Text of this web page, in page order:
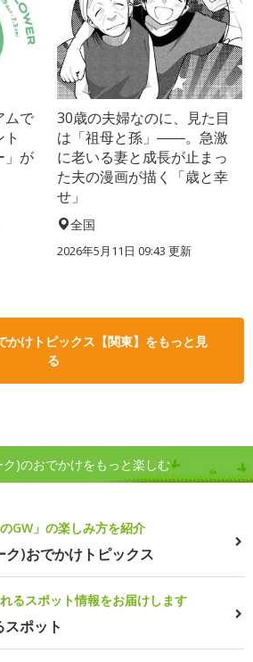
ムで
」が
30歳の夫婦なのに、見た目
は「祖母と孫」――。急激
に老いる妻と成長が止まっ
た夫の漫画が描く「歳と幸
せ」
全国
2026年5月11日 09:43 更新
かけトピックス【関東】をもっと見
る
)のおでかけをもっと楽しむ
GW」の楽しみ方を紹介
)おでかけトピックス
るスポット情報をお届けします
ポット